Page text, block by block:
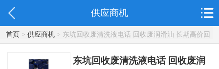
供应商机
首页> 供应商机> 东坑回收废清洗液电话 回收废润滑油 长期高价回
收 当场核价
东坑回收废清洗液电话 回收废润